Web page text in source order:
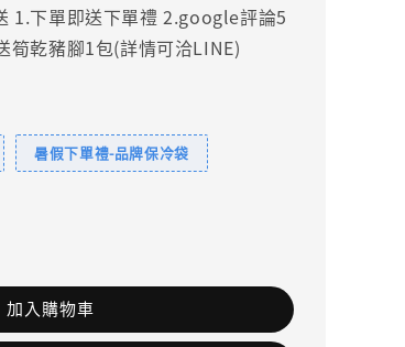
1.下單即送下單禮 2.google評論5
筍乾豬腳1包(詳情可洽LINE)
暑假下單禮-品牌保冷袋
加入購物車